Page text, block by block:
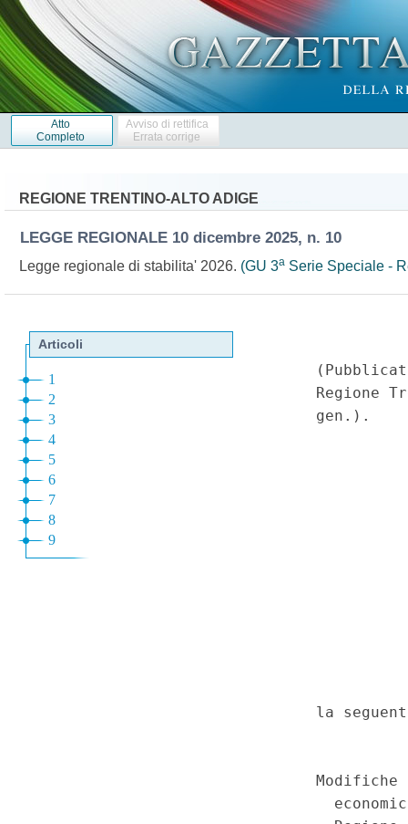
Atto
Completo
Avviso di rettifica
Errata corrige
REGIONE TRENTINO-ALTO ADIGE
LEGGE REGIONALE 10 dicembre 2025, n. 10
Legge regionale di stabilita' 2026. (GU 3aSerie Speciale -